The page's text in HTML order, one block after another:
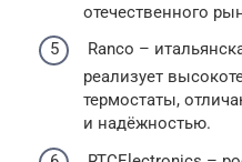
отечественного
Ranco –
реализует
термостаты,
и надёжностью.